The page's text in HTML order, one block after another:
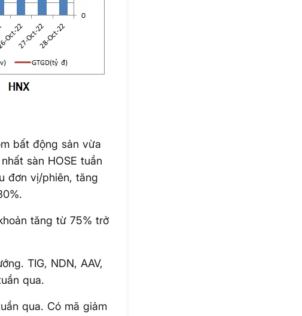
bất động sản vừa
sàn HOSE tuần
đơn vị/phiên, tăng
tăng từ 75% trở
TIG, NDN, AAV,
qua.
qua. Có mã giảm